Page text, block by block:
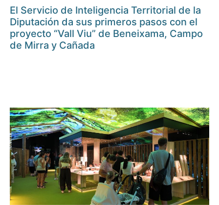
El Servicio de Inteligencia Territorial de la
Diputación da sus primeros pasos con el
proyecto “Vall Viu” de Beneixama, Campo
de Mirra y Cañada